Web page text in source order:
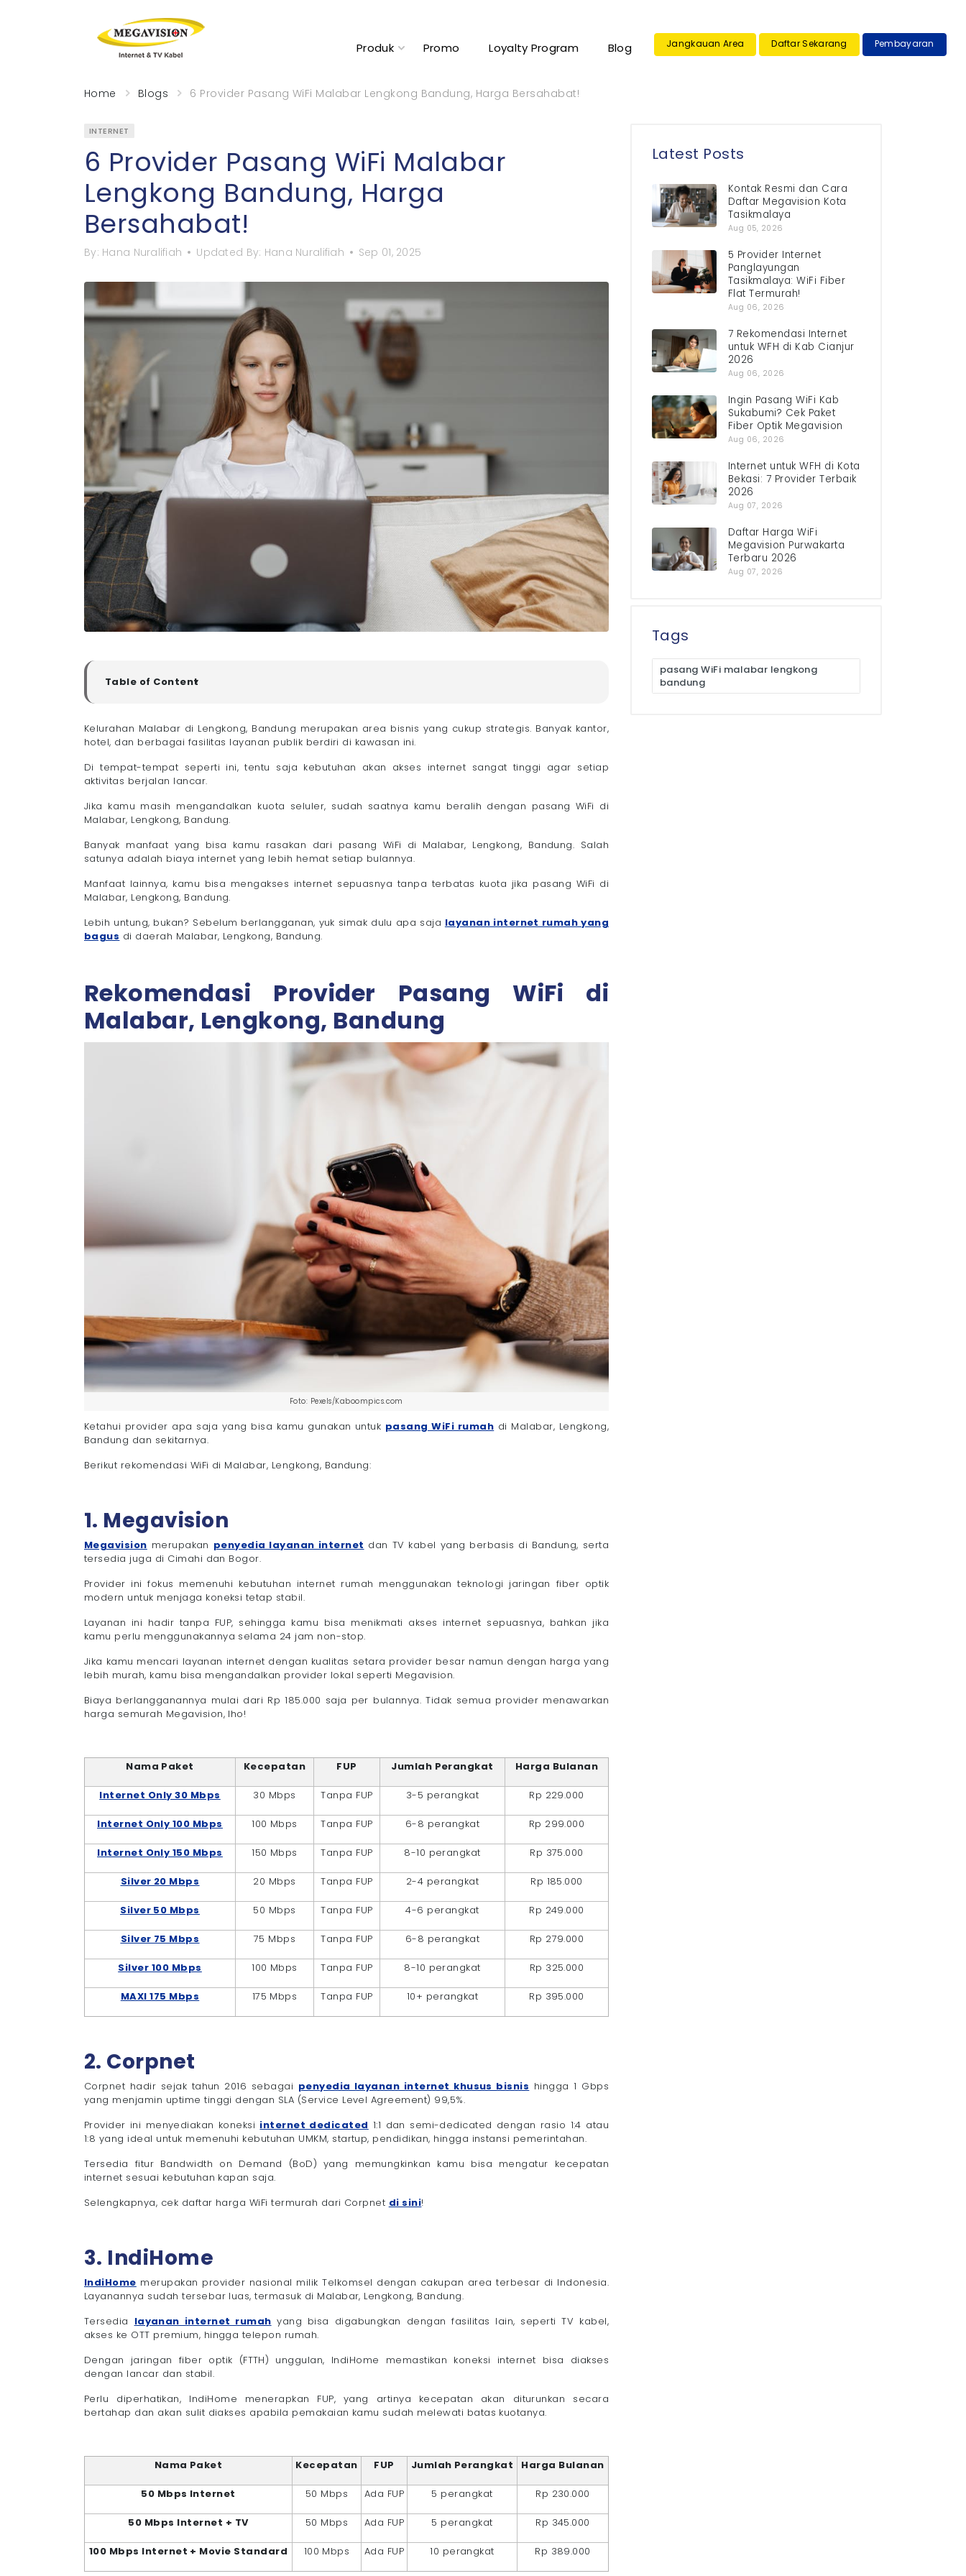
Produk Promo Loyalty Program Blog Jangkauan Area Daftar Sekarang Pembayaran
Home Blogs 6 Provider Pasang WiFi Malabar Lengkong Bandung, Harga Bersahabat!
INTERNET
6 Provider Pasang WiFi Malabar
Lengkong Bandung, Harga
Bersahabat!
By: Hana Nuralifiah Updated By: Hana Nuralifiah Sep 01, 2025
Table of Content
▼
- 1. Megavision
- 2. Corpnet
- 4. MyRepublic
- 6. COMET Home
Tips Memilih Provider Pasang WiFi Malabar, Lengkong, Bandung yang Bagus
- 1. Cek Kualitas Jaringan di Lokasimu
- 2. Sesuaikan Kecepatan dengan Kebutuhan di Rumah
- 3. Utamakan Layanan Internet Tanpa FUP
- 4. Pastikan Layanan Pelanggan Responsif
Mau Internetan Lebih Cepat dan Murah di Rumah? Coba Megavision!
Kelurahan Malabar di Lengkong, Bandung merupakan area bisnis yang cukup strategis. Banyak kantor,
hotel, dan berbagai fasilitas layanan publik berdiri di kawasan ini.
Di tempat-tempat seperti ini, tentu saja kebutuhan akan akses internet sangat tinggi agar setiap
aktivitas berjalan lancar.
Jika kamu masih mengandalkan kuota seluler, sudah saatnya kamu beralih dengan pasang WiFi di
Malabar, Lengkong, Bandung.
Banyak manfaat yang bisa kamu rasakan dari pasang WiFi di Malabar, Lengkong, Bandung. Salah
satunya adalah biaya internet yang lebih hemat setiap bulannya.
Manfaat lainnya, kamu bisa mengakses internet sepuasnya tanpa terbatas kuota jika pasang WiFi di
Malabar, Lengkong, Bandung.
Lebih untung, bukan? Sebelum berlangganan, yuk simak dulu apa saja layanan internet rumah yang
bagus di daerah Malabar, Lengkong, Bandung.
Rekomendasi Provider Pasang WiFi di
Malabar, Lengkong, Bandung
Foto: Pexels/Kaboompics.com
Ketahui provider apa saja yang bisa kamu gunakan untuk pasang WiFi rumah di Malabar, Lengkong,
Bandung dan sekitarnya.
Berikut rekomendasi WiFi di Malabar, Lengkong, Bandung:
1. Megavision
Megavision merupakan penyedia layanan internet dan TV kabel yang berbasis di Bandung, serta
tersedia juga di Cimahi dan Bogor.
Provider ini fokus memenuhi kebutuhan internet rumah menggunakan teknologi jaringan fiber optik
modern untuk menjaga koneksi tetap stabil.
Layanan ini hadir tanpa FUP, sehingga kamu bisa menikmati akses internet sepuasnya, bahkan jika
kamu perlu menggunakannya selama 24 jam non-stop.
Jika kamu mencari layanan internet dengan kualitas setara provider besar namun dengan harga yang
lebih murah, kamu bisa mengandalkan provider lokal seperti Megavision.
Biaya berlangganannya mulai dari Rp 185.000 saja per bulannya. Tidak semua provider menawarkan
harga semurah Megavision, lho!
Nama Paket Kecepatan FUP Jumlah Perangkat Harga Bulanan
Internet Only 30 Mbps 30 Mbps Tanpa FUP 3-5 perangkat Rp 229.000
Internet Only 100 Mbps 100 Mbps Tanpa FUP 6-8 perangkat Rp 299.000
Internet Only 150 Mbps 150 Mbps Tanpa FUP 8-10 perangkat Rp 375.000
Silver 20 Mbps 20 Mbps Tanpa FUP 2-4 perangkat Rp 185.000
Silver 50 Mbps 50 Mbps Tanpa FUP 4-6 perangkat Rp 249.000
Silver 75 Mbps 75 Mbps Tanpa FUP 6-8 perangkat Rp 279.000
Silver 100 Mbps 100 Mbps Tanpa FUP 8-10 perangkat Rp 325.000
MAXI 175 Mbps 175 Mbps Tanpa FUP 10+ perangkat Rp 395.000
2. Corpnet
Corpnet hadir sejak tahun 2016 sebagai penyedia layanan internet khusus bisnis hingga 1 Gbps
yang menjamin uptime tinggi dengan SLA (Service Level Agreement) 99,5%.
Provider ini menyediakan koneksi internet dedicated 1:1 dan semi-dedicated dengan rasio 1:4 atau
1:8 yang ideal untuk memenuhi kebutuhan UMKM, startup, pendidikan, hingga instansi pemerintahan.
Tersedia fitur Bandwidth on Demand (BoD) yang memungkinkan kamu bisa mengatur kecepatan
internet sesuai kebutuhan kapan saja.
Selengkapnya, cek daftar harga WiFi termurah dari Corpnet di sini!
3. IndiHome
IndiHome merupakan provider nasional milik Telkomsel dengan cakupan area terbesar di Indonesia.
Layanannya sudah tersebar luas, termasuk di Malabar, Lengkong, Bandung.
Tersedia layanan internet rumah yang bisa digabungkan dengan fasilitas lain, seperti TV kabel,
akses ke OTT premium, hingga telepon rumah.
Dengan jaringan fiber optik (FTTH) unggulan, IndiHome memastikan koneksi internet bisa diakses
dengan lancar dan stabil.
Perlu diperhatikan, IndiHome menerapkan FUP, yang artinya kecepatan akan diturunkan secara
bertahap dan akan sulit diakses apabila pemakaian kamu sudah melewati batas kuotanya.
Nama Paket Kecepatan FUP Jumlah Perangkat Harga Bulanan
50 Mbps Internet 50 Mbps Ada FUP 5 perangkat Rp 230.000
50 Mbps Internet + TV 50 Mbps Ada FUP 5 perangkat Rp 345.000
100 Mbps Internet + Movie Standard 100 Mbps Ada FUP 10 perangkat Rp 389.000
Latest Posts
Kontak Resmi dan Cara
Daftar Megavision Kota
Tasikmalaya
Aug 05, 2026
5 Provider Internet
Panglayungan
Tasikmalaya: WiFi Fiber
Flat Termurah!
Aug 06, 2026
7 Rekomendasi Internet
untuk WFH di Kab Cianjur
2026
Aug 06, 2026
Ingin Pasang WiFi Kab
Sukabumi? Cek Paket
Fiber Optik Megavision
Aug 06, 2026
Internet untuk WFH di Kota
Bekasi: 7 Provider Terbaik
2026
Aug 07, 2026
Daftar Harga WiFi
Megavision Purwakarta
Terbaru 2026
Aug 07, 2026
Tags
pasang WiFi malabar lengkong
bandung